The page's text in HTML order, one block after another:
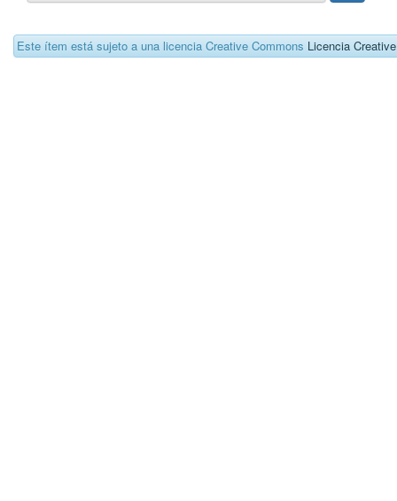
Este ítem está sujeto a una licencia Creative Commons Licencia